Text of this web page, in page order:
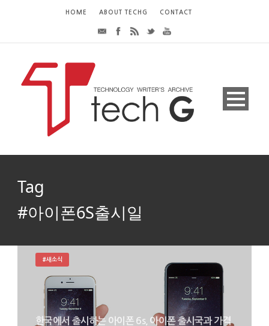
HOME ABOUT TECHG CONTACT
Tag
#아이폰6S출시일
한국에서 출시하는 아이폰 6s, 아이폰 출시국과 가격
#새소식